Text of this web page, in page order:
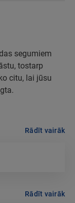
segumiem
tostarp
citu, lai jūsu
Rādīt vairāk
Rādīt vairāk